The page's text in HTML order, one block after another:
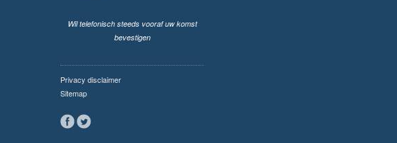
Wil telefonisch steeds vooraf uw komst
bevestigen
Privacy disclaimer
Sitemap